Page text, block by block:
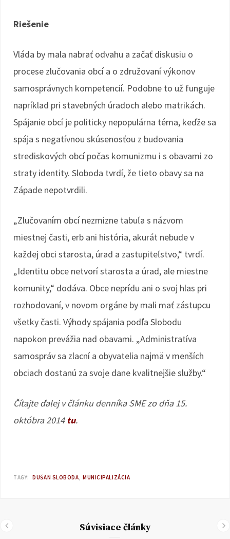
Riešenie
Vláda by mala nabrať odvahu a začať diskusiu o
procese zlučovania obcí a o združovaní výkonov
samosprávnych kompetencií. Podobne to už funguje
napríklad pri stavebných úradoch alebo matrikách.
Spájanie obcí je politicky nepopulárna téma, keďže sa
spája s negatívnou skúsenosťou z budovania
strediskových obcí počas komunizmu i s obavami zo
straty identity. Sloboda tvrdí, že tieto obavy sa na
Západe nepotvrdili.
„Zlučovaním obcí nezmizne tabuľa s názvom
miestnej časti, erb ani história, akurát nebude v
každej obci starosta, úrad a zastupiteľstvo,“ tvrdí.
„Identitu obce netvorí starosta a úrad, ale miestne
komunity,“ dodáva. Obce neprídu ani o svoj hlas pri
rozhodovaní, v novom orgáne by mali mať zástupcu
všetky časti. Výhody spájania podľa Slobodu
napokon prevážia nad obavami. „Administratíva
samospráv sa zlacní a obyvatelia najmä v menších
obciach dostanú za svoje dane kvalitnejšie služby.“
Čítajte ďalej v článku denníka SME zo dňa 15.
októbra 2014 tu.
TAGY: DUŠAN SLOBODA MUNICIPALIZÁCIA
Súvisiace články